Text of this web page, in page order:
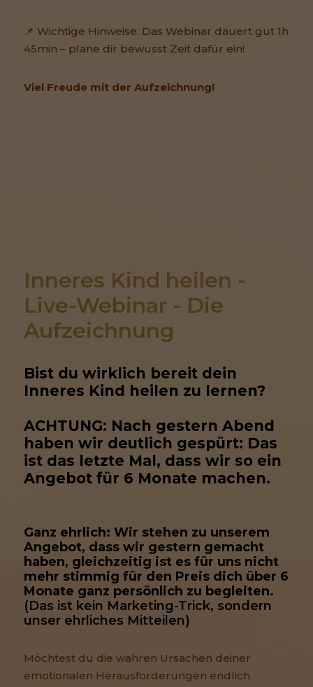
📌 Wichtige Hinweise: Das Webinar dauert gut 1h
45min – plane dir bewusst Zeit dafür ein!
Viel Freude mit der Aufzeichnung!
Inneres Kind heilen -
Live-Webinar - Die
Aufzeichnung
Bist du wirklich bereit dein
Inneres Kind heilen zu lernen?
ACHTUNG: Nach gestern Abend
haben wir deutlich gespürt: Das
ist das letzte Mal, dass wir so ein
Angebot für 6 Monate machen.
Ganz ehrlich: Wir stehen zu unserem
Angebot, dass wir gestern gemacht
haben, gleichzeitig ist es für uns nicht
mehr stimmig für den Preis dich über 6
Monate ganz persönlich zu begleiten.
(Das ist kein Marketing-Trick, sondern
unser ehrliches Mitteilen)
Möchtest du die wahren Ursachen deiner
emotionalen Herausforderungen endlich